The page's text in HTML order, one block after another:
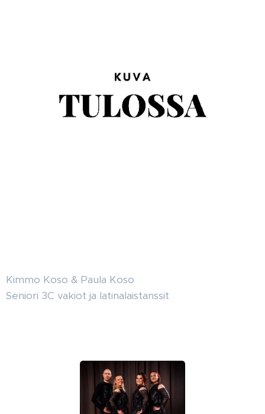
Kimmo Koso & Paula Koso
Seniori 3C vakiot ja latinalaistanssit